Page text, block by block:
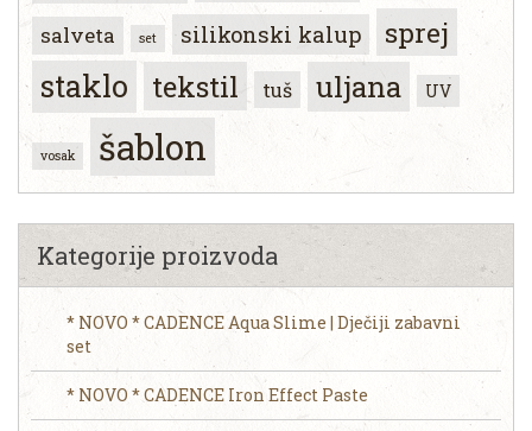
salveta set silikonski kalup sprej
staklo tekstil tuš uljana UV
vosak šablon
Kategorije proizvoda
* NOVO * CADENCE Aqua Slime | Dječiji zabavni
set
* NOVO * CADENCE Iron Effect Paste